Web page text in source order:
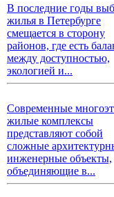
В последние годы
жилья в Петербурге
смещается в сторону
районов, где есть
между доступностью,
экологией и...
Современные
жилые комплексы
представляют собой
сложные
инженерные объекты,
объединяющие в...